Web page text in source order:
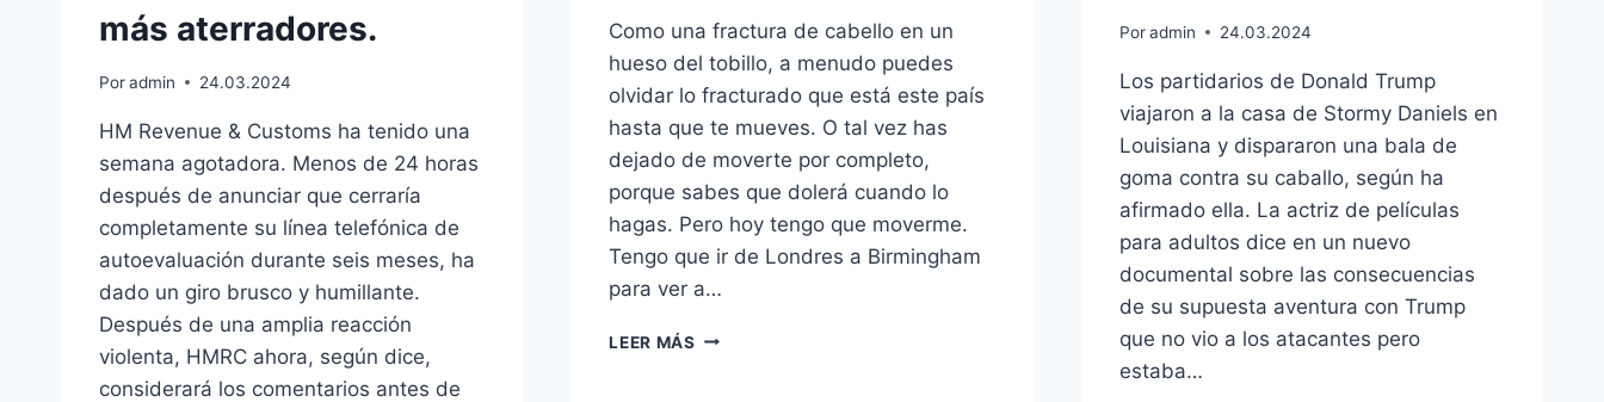
más aterradores.
Poradmin 24.03.2024
HM Revenue & Customs ha tenido una
semana agotadora. Menos de 24 horas
después de anunciar que cerraría
completamente su línea telefónica de
autoevaluación durante seis meses, ha
dado un giro brusco y humillante.
Después de una amplia reacción
violenta, HMRC ahora, según dice,
considerará los comentarios antes de
Como una fractura de cabello en un
hueso del tobillo, a menudo puedes
olvidar lo fracturado que está este país
hasta que te mueves. O tal vez has
dejado de moverte por completo,
porque sabes que dolerá cuando lo
hagas. Pero hoy tengo que moverme.
Tengo que ir de Londres a Birmingham
para ver a…
LEER MÁS MI
Por admin 24.03.2024
Los partidarios de Donald Trump
viajaron a la casa de Stormy Daniels en
Louisiana y dispararon una bala de
goma contra su caballo, según ha
afirmado ella. La actriz de películas
para adultos dice en un nuevo
documental sobre las consecuencias
de su supuesta aventura con Trump
que no vio a los atacantes pero
estaba…